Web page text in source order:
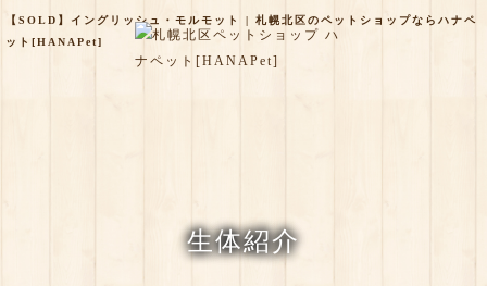
【SOLD】イングリッシュ・モルモット | 札幌北区のペットショップならハナペ
ット[HANAPet]
生体紹介